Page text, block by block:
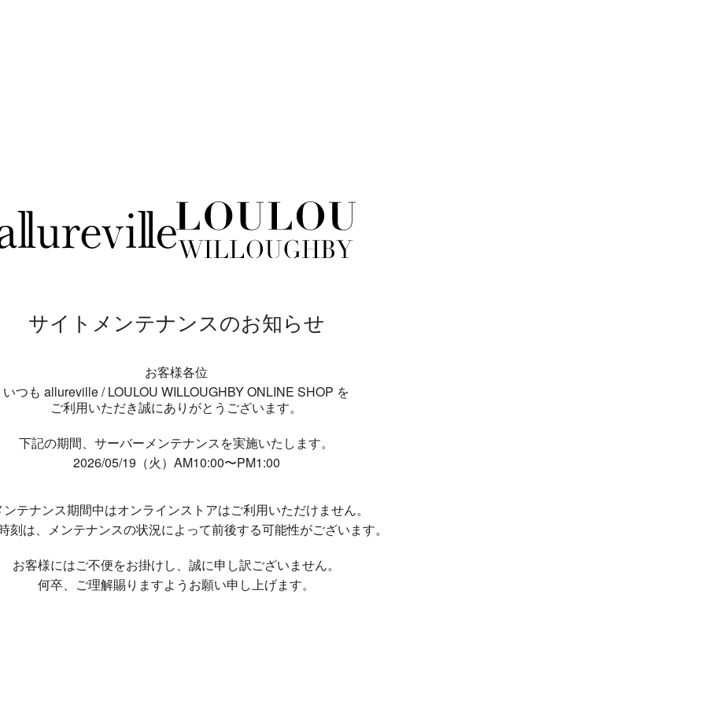
サイトメンテナンスのお知らせ
お客様各位
いつも allureville / LOULOU WILLOUGHBY ONLINE SHOP を
ご利用いただき誠にありがとうございます。
下記の期間、サーバーメンテナンスを実施いたします。
2026/05/19（火）AM10:00〜PM1:00
ンテナンス期間中はオンラインストアはご利用いただけません。
刻は、メンテナンスの状況によって前後する可能性がございます。
お客様にはご不便をお掛けし、 誠に申し訳ございません。
何卒、ご理解賜りますようお願い申し上げます。